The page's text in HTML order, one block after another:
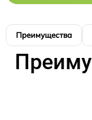
Преимущества